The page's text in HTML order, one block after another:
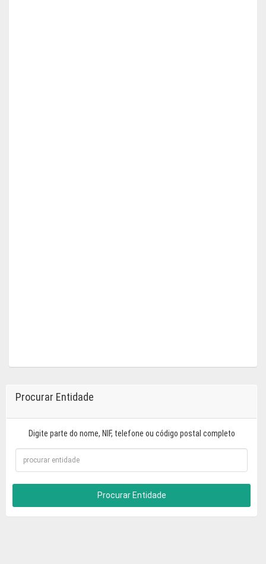
Procurar Entidade
Digite parte do nome, NIF, telefone ou código postal completo
Procurar Entidade